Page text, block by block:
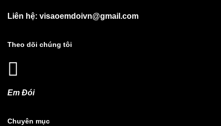
Liên hệ: visaoemdoivn@gmail.com
Theo dõi chúng tôi
Em Đói
Chuyên mục